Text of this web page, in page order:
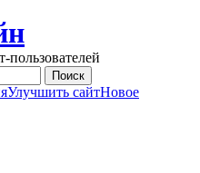
Улучшить сайтНовое